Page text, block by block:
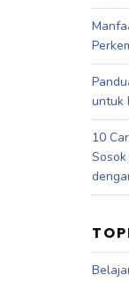
untuk
10